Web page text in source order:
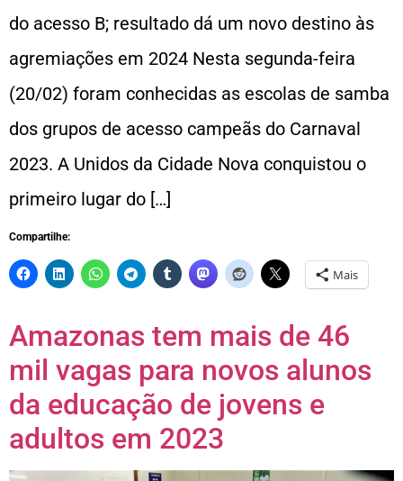
do acesso B; resultado dá um novo destino às
agremiações em 2024 Nesta segunda-feira
(20/02) foram conhecidas as escolas de samba
dos grupos de acesso campeãs do Carnaval
2023. A Unidos da Cidade Nova conquistou o
primeiro lugar do […]
Compartilhe:
Mais
Amazonas tem mais de 46
mil vagas para novos alunos
da educação de jovens e
adultos em 2023